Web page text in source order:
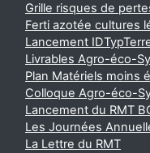
Grille risques de
Ferti azotée cultures
Lancement
Livrables Agro-éco-
Plan Matériels moins
Colloque Agro-éco-
Lancement du RMT
Les Journées
La Lettre du RMT